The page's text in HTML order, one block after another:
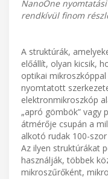
NanoOne
rendkívül finom
A struktúrák,
előállít, olyan kicsik,
optikai
nyomtatott
elektronmikroszkóp
„apró gömbök” vagy
átmérője csupán a
alkotó rudak 100-
Az ilyen struktúrákat
használják, többek
mikroszűrőként,